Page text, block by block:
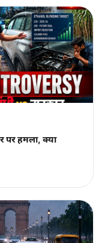
पर हमला, क्या